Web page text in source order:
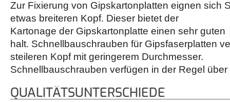
Zur Fixierung von Gipskartonplatten eignen sich
etwas breiteren Kopf. Dieser bietet der
Kartonage der Gipskartonplatte einen sehr guten
halt. Schnellbauschrauben für Gipsfaserplatten
steileren Kopf mit geringerem Durchmesser.
Schnellbauschrauben verfügen in der Regel
QUALITÄTSUNTERSCHIEDE